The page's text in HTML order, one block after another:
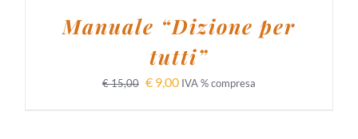
Manuale “Dizione per
tutti”
€15,00 € 9,00 IVA % compresa